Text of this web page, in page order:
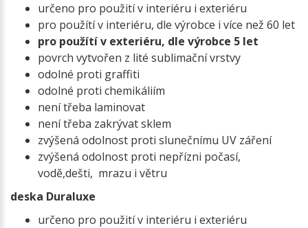
určeno pro použití v interiéru i exteriéru
pro použítí v interiéru, dle výrobce i více než 60 let
pro použítí v exteriéru, dle výrobce 5 let
povrch vytvořen z lité sublimační vrstvy
odolné proti graffiti
odolné proti chemikáliím
není třeba laminovat
není třeba zakrývat sklem
zvýšená odolnost proti slunečnímu UV záření
zvýšená odolnost proti nepřízni počasí,
vodě,dešti, mrazu i větru
deska Duraluxe
určeno pro použití v interiéru i exteriéru